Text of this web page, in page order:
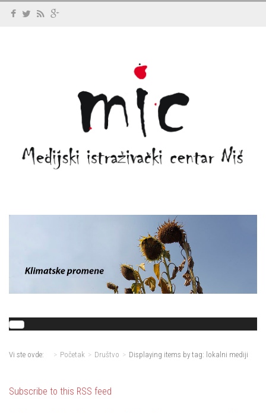
Vi ste ovde: Početak Društvo Displaying items by tag: lokalni mediji
Subscribe to this RSS feed